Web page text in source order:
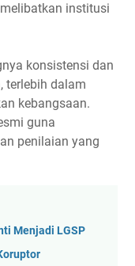
institusi
konsistensi dan
terlebih dalam
kebangsaan.
guna
penilaian yang
Menjadi LGSP